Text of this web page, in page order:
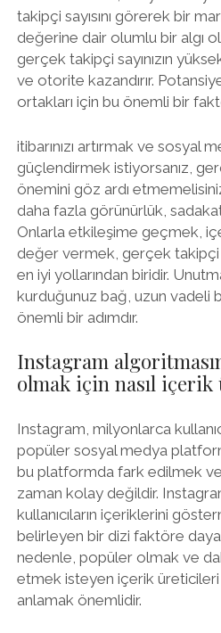
takipçi sayısını görerek bir
değerine dair olumlu bir algı
gerçek takipçi sayınızın
ve otorite kazandırır.
ortakları için bu önemli bir
itibarınızı artırmak ve sosyal
güçlendirmek istiyorsanız,
önemini göz ardı
daha fazla görünürlük,
Onlarla etkileşime geçmek,
değer vermek, gerçek takipçi
en iyi yollarından biridir.
kurduğunuz bağ, uzun vadeli
önemli bir adımdır.
Instagram
olmak için nasıl
Instagram, milyonlarca
popüler sosyal medya
bu platformda fark edilmek
zaman kolay değildir.
kullanıcıların içeriklerini
belirleyen bir dizi faktöre
nedenle, popüler olmak ve
etmek isteyen içerik üreticileri
anlamak önemlidir.